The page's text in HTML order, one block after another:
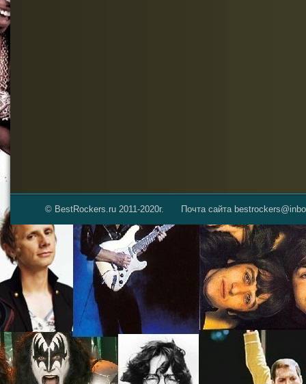
© BestRockers.ru 2011-2020г. Почта сайта